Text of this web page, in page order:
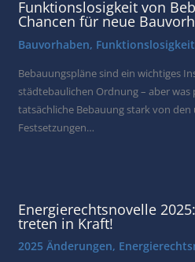
Funktionslosigkeit von
Chancen für neue
Bauvorhaben,
Bebauungspläne sind ein wichtiges
städtebaulichen Ordnung – aber was
tatsächliche Bebauung stark von
Festsetzungen…
Energierechtsnovelle
treten in Kraft!
2025 Änderungen,